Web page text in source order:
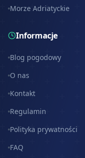
Morze Adriatyckie
Informacje
Blog pogodowy
O nas
Kontakt
Regulamin
Polityka prywatności
FAQ